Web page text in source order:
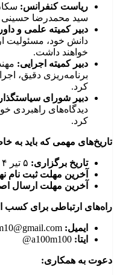
ریاست کنفرانس:
سید محمدرضا حسینی
دبیر کمیته علمی و
دانش خود، مسئولیت
خواهند داشت.
دبیر کمیته اجرایی:
برنامه‌ریزی دقیق،
کرد.
دبیر شورای
دیدگاه‌های راهبردی
کرد.
تاریخ‌های مهمی که باید به
تاریخ برگزاری:
آخرین مهلت ثبت نام
آخرین مهلت ارسال
راه‌های ارتباطی برای کسب
ایمیل:
ایتا:
دعوت به همکاری: